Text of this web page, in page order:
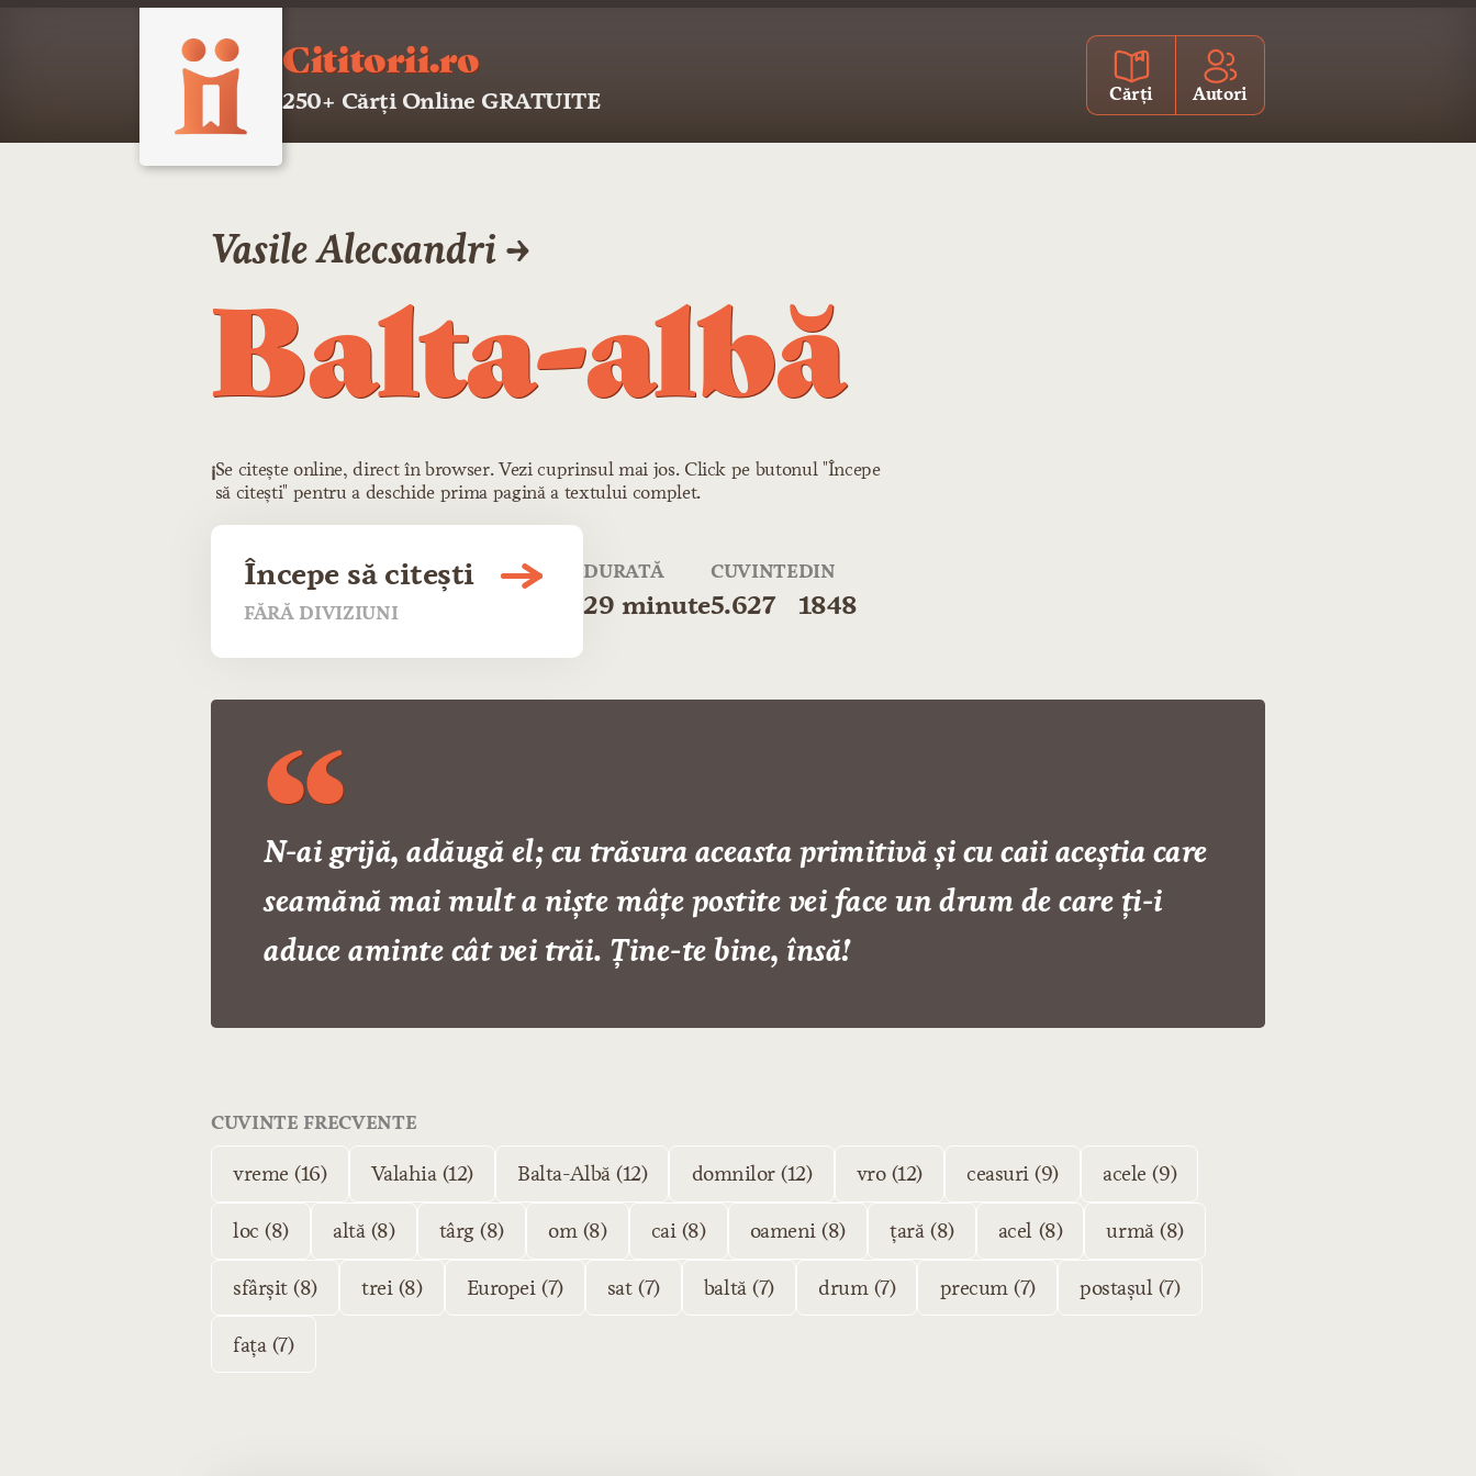
Cititorii.ro
250+ Cărți Online GRATUITE Cărți Autori
Vasile Alecsandri →
Balta-albă
ℹ️Se citește online, direct în browser. Vezi cuprinsul mai jos. Click pe butonul "Începe
să citești" pentru a deschide prima pagină a textului complet.
Începe să citești
FĂRĂ DIVIZIUNI
DURATĂ
29 minute
CUVINTE
5.627
DIN
1848
N-ai grijă, adăugă el; cu trăsura aceasta primitivă și cu caii aceștia care
seamănă mai mult a niște mâțe postite vei face un drum de care ți-i
aduce aminte cât vei trăi. Ține-te bine, însă!
CUVINTE FRECVENTE
vreme (16) Valahia (12) Balta-Albă (12) domnilor (12) vro (12) ceasuri (9) acele (9)
loc (8) altă (8) târg (8) om (8) cai (8) oameni (8) țară (8) acel (8) urmă (8)
sfârșit (8) trei (8) Europei (7) sat (7) baltă (7) drum (7) precum (7) postașul (7)
fața (7)